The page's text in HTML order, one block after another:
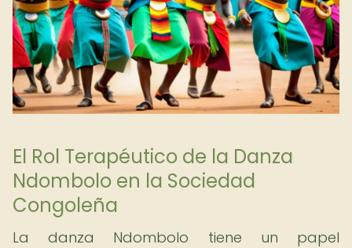
El Rol Terapéutico de la Danza
Ndombolo en la Sociedad
Congoleña
La danza Ndombolo tiene un papel